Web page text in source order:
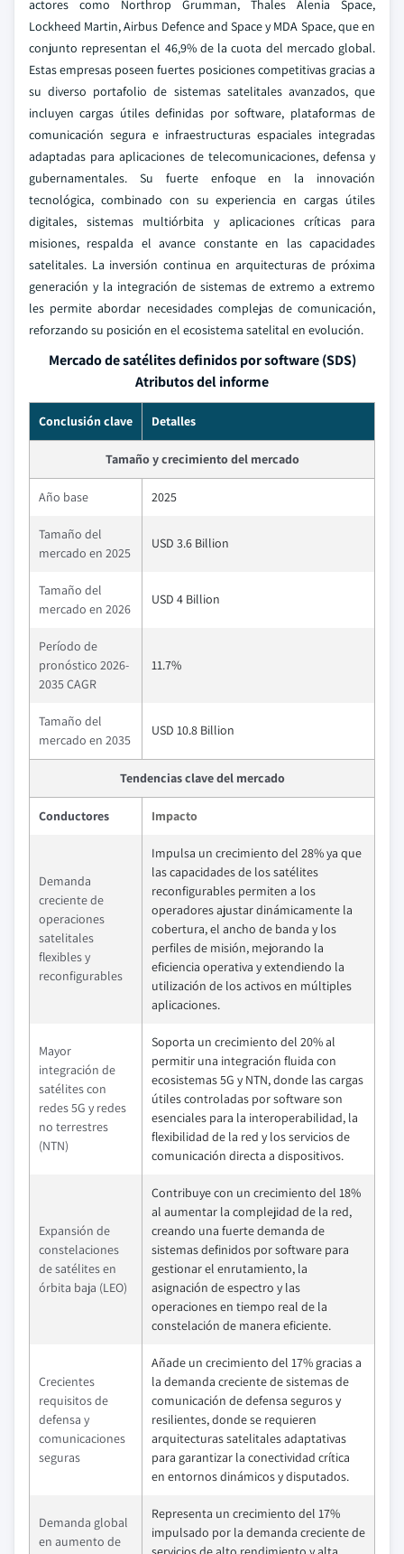
actores como Northrop Grumman, Thales Alenia Space,
Lockheed Martin, Airbus Defence and Space y MDA Space, que en
conjunto representan el 46,9% de la cuota del mercado global.
Estas empresas poseen fuertes posiciones competitivas gracias a
su diverso portafolio de sistemas satelitales avanzados, que
incluyen cargas útiles definidas por software, plataformas de
comunicación segura e infraestructuras espaciales integradas
adaptadas para aplicaciones de telecomunicaciones, defensa y
gubernamentales. Su fuerte enfoque en la innovación
tecnológica, combinado con su experiencia en cargas útiles
digitales, sistemas multiórbita y aplicaciones críticas para
misiones, respalda el avance constante en las capacidades
satelitales. La inversión continua en arquitecturas de próxima
generación y la integración de sistemas de extremo a extremo
les permite abordar necesidades complejas de comunicación,
reforzando su posición en el ecosistema satelital en evolución.
Mercado de satélites definidos por software (SDS)
Atributos del informe
Conclusión clave Detalles
Tamaño y crecimiento del mercado
Año base 2025
Tamaño del
mercado en 2025
USD 3.6 Billion
Tamaño del
mercado en 2026
USD 4 Billion
Período de
pronóstico 2026-
2035 CAGR
11.7%
Tamaño del
mercado en 2035
USD 10.8 Billion
Tendencias clave del mercado
Conductores Impacto
Demanda
creciente de
operaciones
satelitales
flexibles y
reconfigurables
Impulsa un crecimiento del 28% ya que
las capacidades de los satélites
reconfigurables permiten a los
operadores ajustar dinámicamente la
cobertura, el ancho de banda y los
perfiles de misión, mejorando la
eficiencia operativa y extendiendo la
utilización de los activos en múltiples
aplicaciones.
Mayor
integración de
satélites con
redes 5G y redes
no terrestres
(NTN)
Soporta un crecimiento del 20% al
permitir una integración fluida con
ecosistemas 5G y NTN, donde las cargas
útiles controladas por software son
esenciales para la interoperabilidad, la
flexibilidad de la red y los servicios de
comunicación directa a dispositivos.
Expansión de
constelaciones
de satélites en
órbita baja (LEO)
Contribuye con un crecimiento del 18%
al aumentar la complejidad de la red,
creando una fuerte demanda de
sistemas definidos por software para
gestionar el enrutamiento, la
asignación de espectro y las
operaciones en tiempo real de la
constelación de manera eficiente.
Crecientes
requisitos de
defensa y
comunicaciones
seguras
Añade un crecimiento del 17% gracias a
la demanda creciente de sistemas de
comunicación de defensa seguros y
resilientes, donde se requieren
arquitecturas satelitales adaptativas
para garantizar la conectividad crítica
en entornos dinámicos y disputados.
Demanda global
en aumento de
Representa un crecimiento del 17%
impulsado por la demanda creciente de